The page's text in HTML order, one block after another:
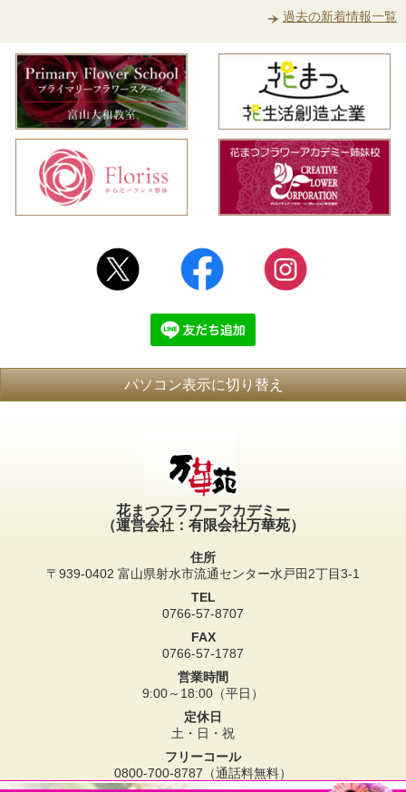
過去の新着情報一覧
パソコン表示に切り替え
花まつフラワーアカデミー
（運営会社：有限会社万華苑）
住所
〒939-0402 富山県射水市流通センター水戸田2丁目3-1
TEL
0766-57-8707
FAX
0766-57-1787
営業時間
9:00～18:00（平日）
定休日
土・日・祝
フリーコール
0800-700-8787（通話料無料）